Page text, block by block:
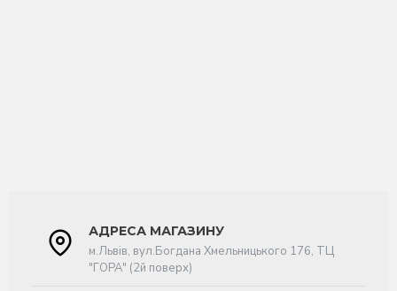
АДРЕСА МАГАЗИНУ
м.Львів, вул.Богдана Хмельницького 176, ТЦ
"ГОРА" (2й поверх)